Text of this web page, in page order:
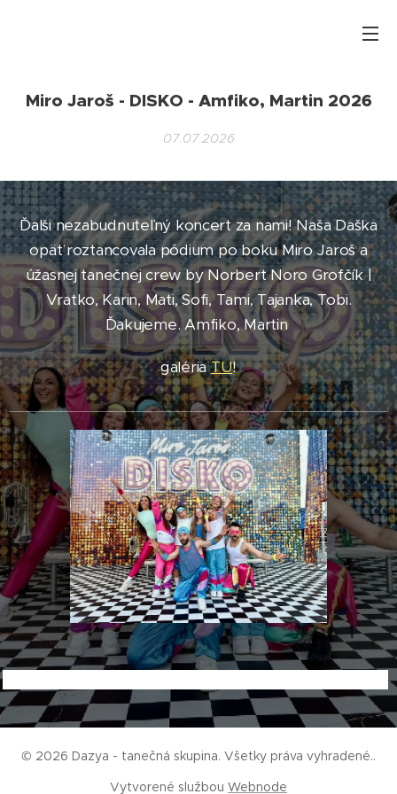
Miro Jaroš - DISKO - Amfiko, Martin 2026
07.07.2026
Ďalši nezabudnuteľný koncert za nami! Naša Daška
opäť roztancovala pódium po boku Miro Jaroš a
úžasnej tanečnej crew by Norbert Noro Grofčík |
Vratko, Karin, Mati, Sofi, Tami, Tajanka, Tobi.
Ďakujeme. Amfiko, Martin
galériaTU!
© 2026 Dazya - tanečná skupina. Všetky práva vyhradené..
Vytvorené službou Webnode